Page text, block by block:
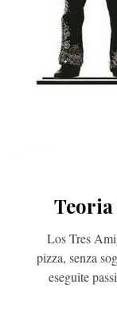
Teoria
Los Tres
pizza, senza
eseguite